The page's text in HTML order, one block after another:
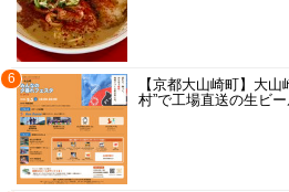
6
【京都大山崎町】大
村”で工場直送の生ビ